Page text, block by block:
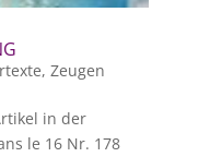
, Zeugen
in der
le 16 Nr. 178